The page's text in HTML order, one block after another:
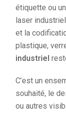
étiquette ou
laser
et la
plastique,
industriel
C’est un
souhaité, le
ou autres